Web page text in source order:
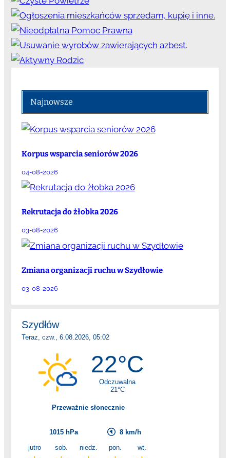
Najnowsze
Korpus wsparcia seniorów 2026
04-08-2026
Rekrutacja do żłobka 2026
03-08-2026
Zmiana organizacji ruchu w Szydłowie
03-08-2026